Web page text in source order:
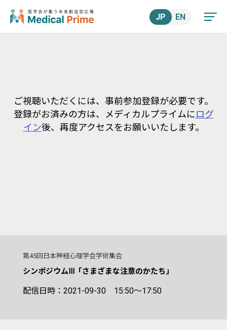
JP EN
ご視聴いただくには、事前参加登録が必要です。
登録がお済みの方は、メディカルプライムにログ
イン後、再度アクセスをお願いいたします。
第45回日本神経心理学会学術集会
シンポジウムⅢ「さまざまな注意のかたち」
配信日時：2021-09-30 15:50～17:50